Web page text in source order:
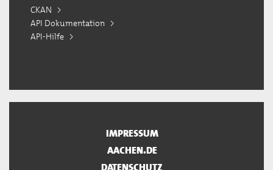
CKAN
API Dokumentation
API-Hilfe
IMPRESSUM
AACHEN.DE
DATENSCHUTZ